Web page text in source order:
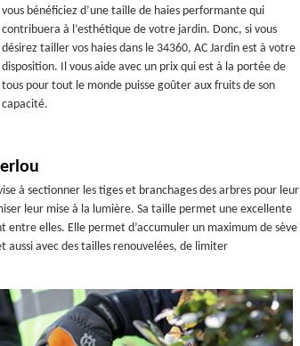
vous bénéficiez d’une taille de haies performante qui
contribuera à l’esthétique de votre jardin. Donc, si vous
désirez tailler vos haies dans le 34360, AC Jardin est à votre
disposition. Il vous aide avec un prix qui est à la portée de
tous pour tout le monde puisse goûter aux fruits de son
capacité.
à sectionner les tiges et branchages des arbres pour leur
leur mise à la lumière. Sa taille permet une excellente
elles. Elle permet d’accumuler un maximum de sève
aussi avec des tailles renouvelées, de limiter